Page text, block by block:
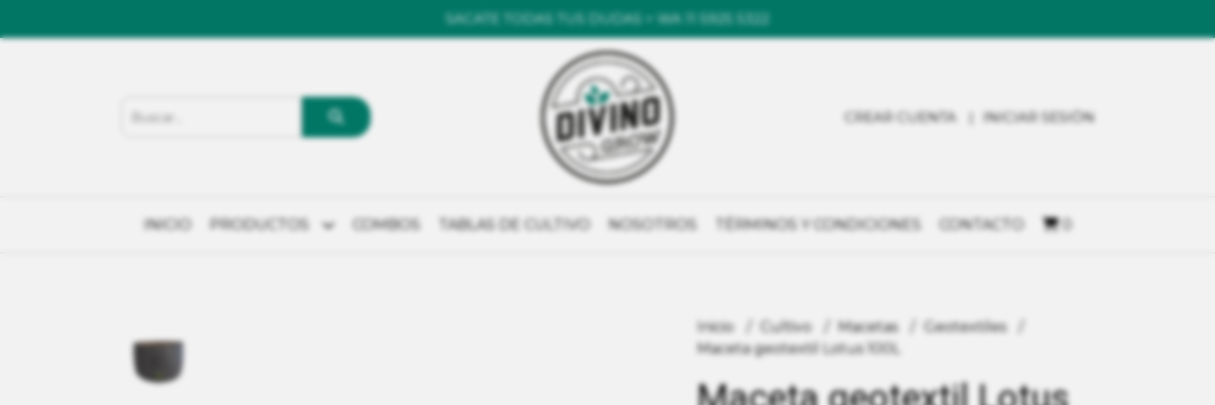
SACATE TODAS TUS DUDAS > WA 11 5925 5322
CREAR CUENTA INICIAR SESIÓN
INICIO PRODUCTOS COMBOS TABLAS DE CULTIVO NOSOTROS TÉRMINOS Y CONDICIONES CONTACTO
Inicio Cultivo Macetas
Geotextiles
Maceta geotextil Lotus 100L